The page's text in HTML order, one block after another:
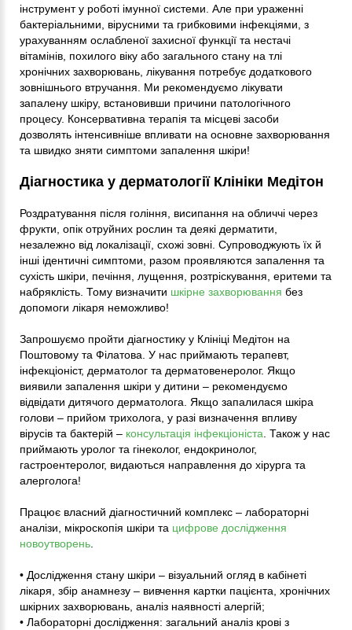
інструмент у роботі імунної системи. Але при ураженні
бактеріальними, вірусними та грибковими інфекціями, з
урахуванням ослабленої захисної функції та нестачі
вітамінів, похилого віку або загального стану на тлі
хронічних захворювань, лікування потребує додаткового
зовнішнього втручання. Ми рекомендуємо лікувати
запалену шкіру, встановивши причини патологічного
процесу. Консервативна терапія та місцеві засоби
дозволять інтенсивніше впливати на основне захворювання
та швидко зняти симптоми запалення шкіри!
Діагностика у дерматології Клініки Медітон
Роздратування після гоління, висипання на обличчі через
фрукти, опік отруйних рослин та деякі дерматити,
незалежно від локалізації, схожі зовні. Супроводжують їх й
інші ідентичні симптоми, разом проявляются запалення та
сухість шкіри, печіння, лущення, розтріскування, еритеми та
набряклість. Тому визначити шкірне захворювання без
допомоги лікаря неможливо!
Запрошуємо пройти діагностику у Клініці Медітон на
Поштовому та Філатова. У нас приймають терапевт,
інфекціоніст, дерматолог та дерматовенеролог. Якщо
виявили запалення шкіри у дитини – рекомендуємо
відвідати дитячого дерматолога. Якщо запалилася шкіра
голови – прийом трихолога, у разі визначення впливу
вірусів та бактерій – консультація інфекціоніста . Також у нас
приймають уролог та гінеколог, ендокринолог,
гастроентеролог, видаються направлення до хірурга та
алерголога!
Працює власний діагностичний комплекс – лабораторні
аналізи, мікроскопія шкіри та цифрове дослідження
новоутворень
• Дослідження стану шкіри – візуальний огляд в кабінеті
лікаря, збір анамнезу – вивчення картки пацієнта, хронічних
шкірних захворювань, аналіз наявності алергій;
• Лабораторні дослідження: загальний аналіз крові з